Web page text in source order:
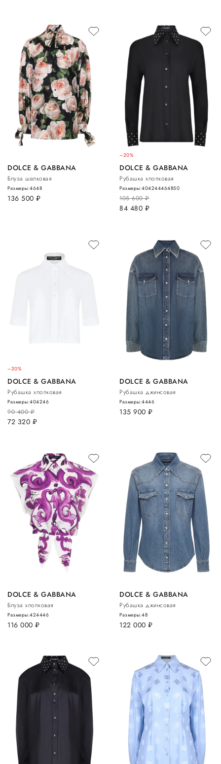
DOLCE & GABBANA
Блуза шелковая
136 500 руб.
Размеры:4648
–20%
DOLCE & GABBANA
Рубашка хлопковая
105 600руб.
84 480 руб.
Размеры:404244464850
–20%
DOLCE & GABBANA
Рубашка хлопковая
90 400руб.
72 320 руб.
Размеры:404246
DOLCE & GABBANA
Рубашка джинсовая
135 900 руб.
Размеры:4446
DOLCE & GABBANA
Блуза хлопковая
116 000 руб.
Размеры:424446
DOLCE & GABBANA
Рубашка джинсовая
122 000 руб.
Размеры:48